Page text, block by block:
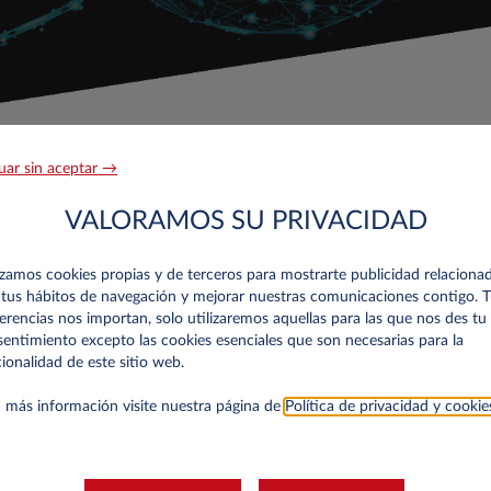
NUNCA HA SIDO TAN
sin aceptar →
VALORAMOS SU PRIVACIDAD
cookies propias y de terceros para mostrarte publicidad
hábitos de navegación y mejorar nuestras comunicaciones contigo.
nos importan, solo utilizaremos aquellas para las que nos des tu
excepto las cookies esenciales que son necesarias para la
de este sitio web.
más información visite nuestra página de Política de privacidad y